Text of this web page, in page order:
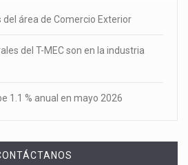
del área de Comercio Exterior
del T-MEC son en la industria
1.1 % anual en mayo 2026